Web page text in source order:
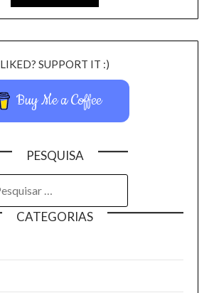
LIKED? SUPPORT IT :)
Buy Me a Coffee
PESQUISA
CATEGORIAS